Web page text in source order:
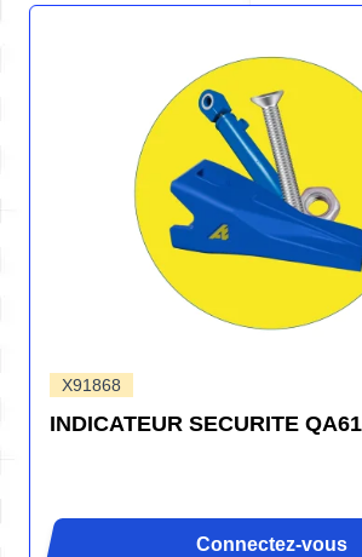
X91868
INDICATEUR SECURITE
Connectez-vous